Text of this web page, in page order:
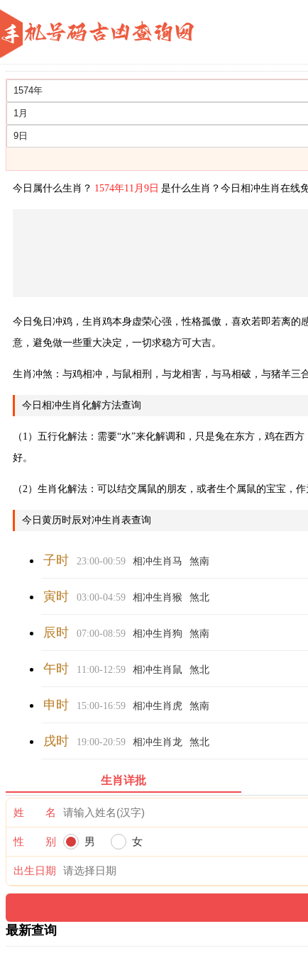
今日属什么生肖？ 1574年11月9日 是什么生肖？今日相冲生肖在线
今日兔日冲鸡，生肖鸡本身虚荣心强，性格孤傲，喜欢若即若离
意，避免做一些重大决定，一切求稳方可大吉。
生肖冲煞：与鸡相冲，与鼠相刑，与龙相害，与马相破，与猪羊三
今日相冲生肖化解方法查询
（1）五行化解法：需要“水”来化解调和，只是兔在东方，鸡在西
好。
（2）生肖化解法：可以结交属鼠的朋友，或者生个属鼠的宝宝，
今日黄历时辰对冲生肖表查询
子时 23:00-00:59 相冲生肖马 煞南
寅时 03:00-04:59 相冲生肖猴 煞北
辰时 07:00-08:59 相冲生肖狗 煞南
午时 11:00-12:59 相冲生肖鼠 煞北
申时 15:00-16:59 相冲生肖虎 煞南
戌时 19:00-20:59 相冲生肖龙 煞北
生肖详批
姓 名
性 别 男 女
出生日期
最新查询